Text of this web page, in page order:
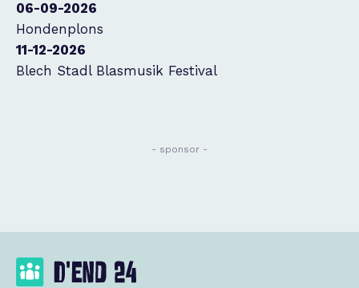
06-09-2026
Hondenplons
11-12-2026
Blech Stadl Blasmusik Festival
- sponsor -